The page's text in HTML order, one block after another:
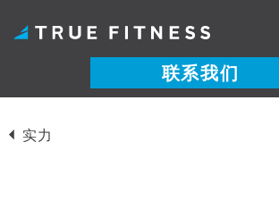
至
联系我们
实力